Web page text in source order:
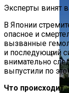
Эксперты винят
В Японии
опасное и
вызванные
и последующий
внимательно
выпустили по
Что происходит